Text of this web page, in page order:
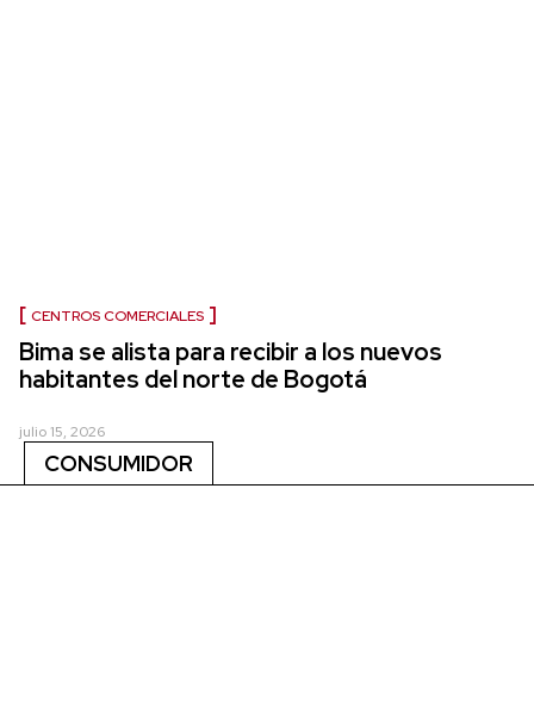
CENTROS COMERCIALES
Bima se alista para recibir a los nuevos
habitantes del norte de Bogotá
julio 15, 2026
CONSUMIDOR